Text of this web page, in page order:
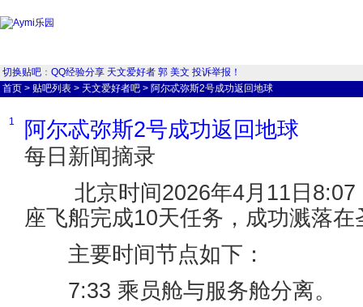
切换贴吧 ： QQ经验分享 天文爱好者 郭 美文 投诉举报！
首页 > 贴吧列表 > 天文爱好者吧 > 阿尔忒弥斯2号成功返回地球
1
阿尔忒弥斯2号成功返回地球
每日新闻摘录
北京时间2026年4月11日8:07
座飞船完成10天任务，成功溅落
主要时间节点如下：
7:33 乘员舱与服务舱分离。